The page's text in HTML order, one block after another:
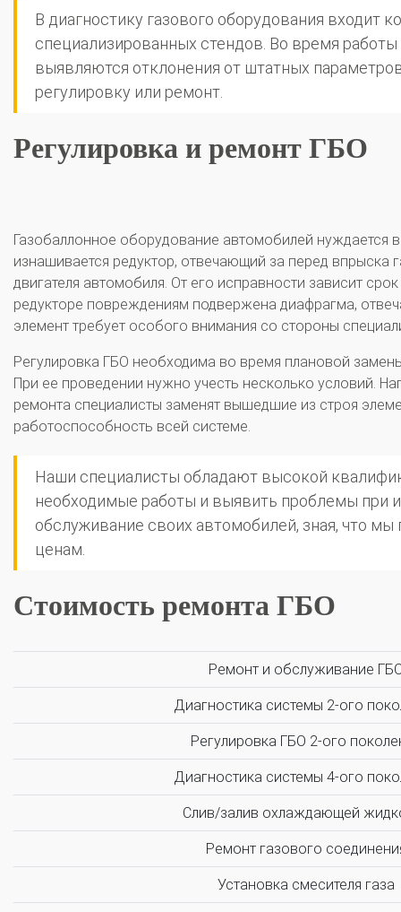
Отзывы клиентов
Установка ГБО за 6 часов
4-го поколения
5-го поколения
Цена на установку ГБО
В диагностику газового оборудования входит
специализированных стендов. Во время
выявляются отклонения от штатных
регулировку или ремонт.
Регулировка и ремонт ГБО
Газобаллонное оборудование автомобилей нуждается
изнашивается редуктор, отвечающий за перед впрыска
двигателя автомобиля. От его исправности зависит
редукторе повреждениям подвержена диафрагма,
элемент требует особого внимания со стороны
Регулировка ГБО необходима во время плановой
При ее проведении нужно учесть несколько условий.
ремонта специалисты заменят вышедшие из строя
работоспособность всей системе.
Наши специалисты обладают высокой
необходимые работы и выявить проблемы при
обслуживание своих автомобилей, зная, что
ценам.
Стоимость ремонта ГБО
Ремонт и обслуживание
Диагностика системы 2-ого
Регулировка ГБО 2-ого
Диагностика системы 4-ого
Слив/залив охлаждающей
Ремонт газового
Установка смесителя газа